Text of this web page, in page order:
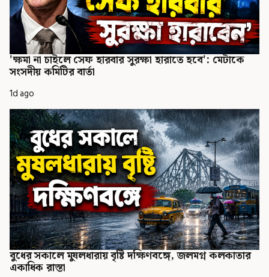
'ক্ষমা না চাইলে সেফ হারবার সুরক্ষা হারাতে হবে': মেটাকে
সংসদীয় কমিটির বার্তা
1d ago
বুধের সকালে মুষলধারায় বৃষ্টি দক্ষিণবঙ্গে, জলমগ্ন কলকাতার
একাধিক রাস্তা